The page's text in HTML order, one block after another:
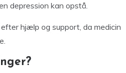
depression kan opstå.
hjælp og support, da medicin